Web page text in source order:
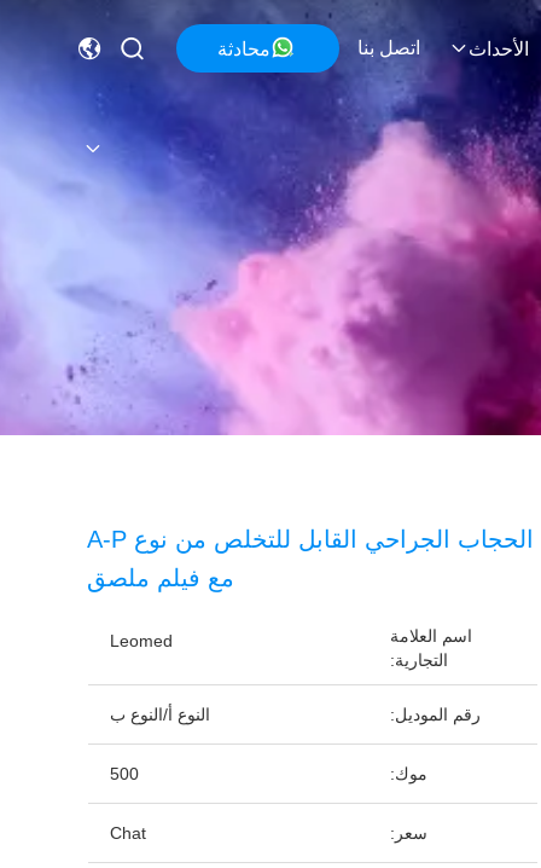
الأحداث اتصل بنا محادثة
الحجاب الجراحي القابل للتخلص من نوع A-P
مع فيلم ملصق
اسم العلامة
التجارية:
Leomed
رقم الموديل: النوع أ/النوع ب
موك: 500
سعر: Chat